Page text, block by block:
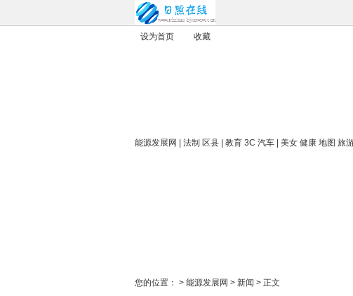
设为首页 收藏
能源发展网 | 法制 区县 | 教育 3C 汽车 | 美女 健康 地图 旅
您的位置： > 能源发展网 > 新闻 > 正文